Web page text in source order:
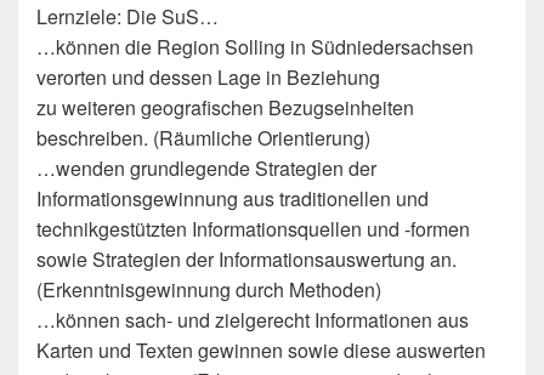
Lernziele: Die SuS…
…können die Region Solling in Südniedersachsen
verorten und dessen Lage in Beziehung
zu weiteren geografischen Bezugseinheiten
beschreiben. (Räumliche Orientierung)
…wenden grundlegende Strategien der
Informationsgewinnung aus traditionellen und
technikgestützten Informationsquellen und -formen
sowie Strategien der Informationsauswertung an.
(Erkenntnisgewinnung durch Methoden)
…können sach- und zielgerecht Informationen aus
Karten und Texten gewinnen sowie diese auswerten